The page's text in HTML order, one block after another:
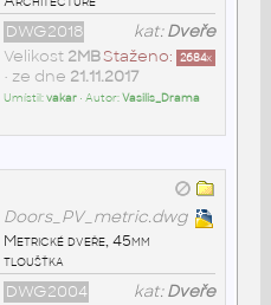
kat:Dveře
DWG2018
Staženo: 2684x
Velikost 2MB
• ze dne 21.11.2017
Umístil:vakar• Autor:Vasilis_Drama
Doors_PV_metric.dwg
Metrické dveře, 45mm
tloušťka
kat:Dveře
DWG2004